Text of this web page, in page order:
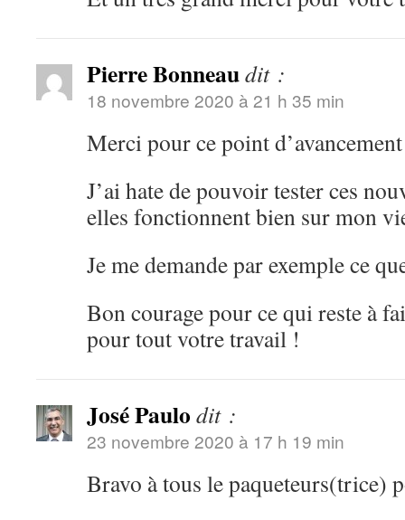
Pierre Bonneaudit :
18 novembre 2020 à 21 h 35 min
Merci pour ce point
J’ai hate de pouvoir tester ces
elles fonctionnent bien sur mon
Je me demande par exemple ce
Bon courage pour ce qui reste à
pour tout votre travail !
José Paulo dit :
23 novembre 2020 à 17 h 19 min
Bravo à tous le paqueteurs(trice)